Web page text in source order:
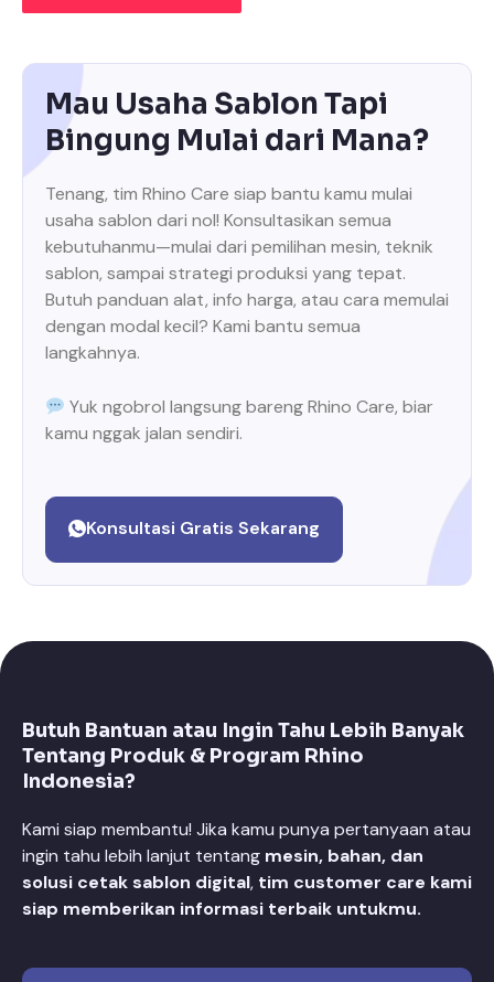
Mau Usaha Sablon Tapi
Bingung Mulai dari Mana?
Tenang, tim Rhino Care siap bantu kamu mulai
usaha sablon dari nol! Konsultasikan semua
kebutuhanmu—mulai dari pemilihan mesin, teknik
sablon, sampai strategi produksi yang tepat.
Butuh panduan alat, info harga, atau cara memulai
dengan modal kecil? Kami bantu semua
langkahnya.
Yuk ngobrol langsung bareng Rhino Care, biar
kamu nggak jalan sendiri.
Konsultasi Gratis Sekarang
Butuh Bantuan atau Ingin Tahu Lebih Banyak
Tentang Produk & Program Rhino
Indonesia?
Kami siap membantu! Jika kamu punya pertanyaan atau
ingin tahu lebih lanjut tentang mesin, bahan, dan
solusi cetak sablon digital, tim customer care kami
siap memberikan informasi terbaik untukmu.